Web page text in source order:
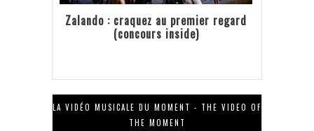
Zalando : craquez au premier regard
(concours inside)
LA VIDÉO MUSICALE DU MOMENT - THE VIDEO OF
THE MOMENT